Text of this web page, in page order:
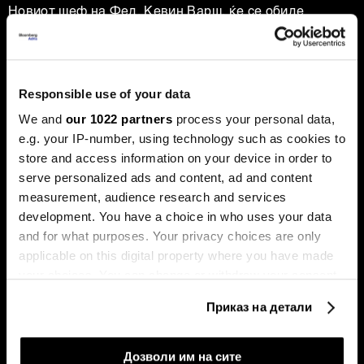
Responsible use of your data
We and our 1022 partners process your personal data,
e.g. your IP-number, using technology such as cookies to
store and access information on your device in order to
serve personalized ads and content, ad and content
measurement, audience research and services
development. You have a choice in who uses your data
and for what purposes. Your privacy choices are only
applicable on this digital property where you have made
If you allow, we would also like to:
Приказ на детали
Дозволи им на сите
Новиот шеф на Фeд, Кевин Варш, ќе се обиде
агресивно да ја протурка агендата за намалување на
каматните стапки, но Марко Бјеговиќ од „Аркомина
Таки Фити: Се заканува
мерки за ценовна
Последната карта на Иран:
целосно да се вклучат во